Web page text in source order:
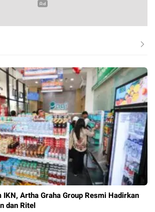
Artha Graha Group Resmi Hadirkan
dan Ritel